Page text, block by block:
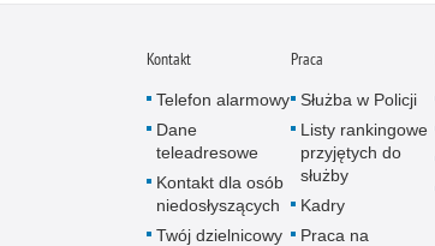
Kontakt
Telefon alarmowy
Dane
teleadresowe
Kontakt dla osób
niedosłyszących
Twój dzielnicowy
Praca
Służba w Policji
Listy rankingowe
przyjętych do
służby
Kadry
Praca na